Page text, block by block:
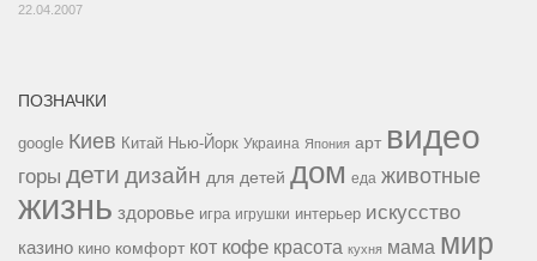
22.04.2007
ПОЗНАЧКИ
google Киев Китай Нью-Йорк Украина Япония арт видео
горы дети дизайн для детей дом еда животные
жизнь здоровье игра игрушки интерьер искусство
казино кино комфорт кот кофе красота кухня мама мир